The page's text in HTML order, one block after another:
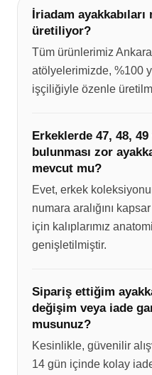
İriadam ayakkabıları
üretiliyor?
Tüm ürünlerimiz
atölyelerimizde, %100
işçiliğiyle özenle
Erkeklerde 47, 48,
bulunması zor
mevcut mu?
Evet, erkek
numara aralığını
için kalıplarımız
genişletilmiştir.
Sipariş ettiğim
değişim veya iade
musunuz?
Kesinlikle, güvenilir
14 gün içinde kolay